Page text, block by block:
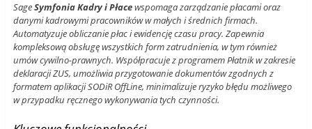
SageSymfonia Kadry i Płacewspomaga zarządzanie płacami oraz
danymi kadrowymi pracowników w małych i średnich firmach.
Automatyzuje obliczanie płac i ewidencję czasu pracy. Zapewnia
kompleksową obsługę wszystkich form zatrudnienia, w tym również
umów cywilno-prawnych. Współpracuje z programem Płatnik w zakresie
deklaracji ZUS, umożliwia przygotowanie dokumentów zgodnych z
formatem aplikacji SODiR OffLine, minimalizuje ryzyko błędu możliwego
w przypadku ręcznego wykonywania tych czynności.